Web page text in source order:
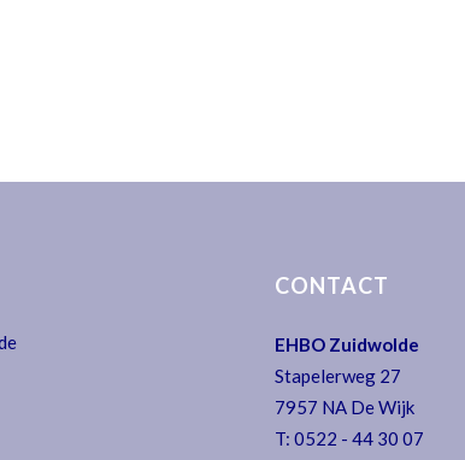
CONTACT
EHBO Zuidwolde
Stapelerweg 27
7957 NA De Wijk
T:0522 - 44 30 07